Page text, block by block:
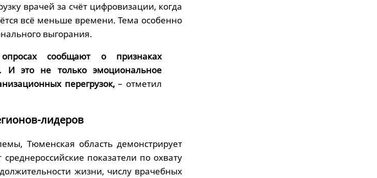
врачей за счёт цифровизации, когда
всё меньше времени. Тема особенно
выгорания.
сообщают о признаках
И это не только эмоциональное
перегрузок,– отметил
лидеров
Тюменская область демонстрирует
показатели по охвату
жизни, числу врачебных